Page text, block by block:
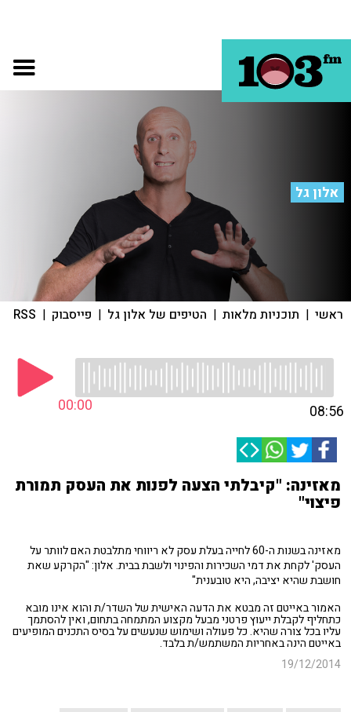
אלון גל
ראשי | תוכניות מלאות | הטיפים של אלון גל | פייסבוק |
RSS
00:00 08:56
מאזינה: "קיבלתי הצעה לפנות את העסק תמורת
פיצוי"
מאזינה בשנות ה-60 לחייה בעלת עסק לא ריווחי מתלבטת האם לוותר על
העסק' לקחת את דמי השכירות והפינוי ולשבת בבית. אלון: "הקרקע שאת
חושבת שהיא יציבה, היא טובענית"
האמור באייטם זה מבטא את הדעה האישית של השדר/ת והוא אינו מובא
כתחליף לקבלת ייעוץ פרטני מבעל מקצוע המתמחה בתחום, ואין להסתמך
עליו בכל צורה שהיא. כל פעולה ושימוש שנעשים על בסיס התכנים המופיעים
באייטם הינה באחריות המשתמש/ת בלבד.
19/12/2014